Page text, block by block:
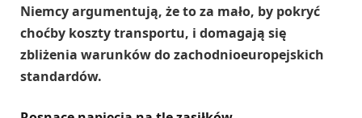
Niemcy argumentują, że to za mało, by pokryć
choćby koszty transportu, i domagają się
zbliżenia warunków do zachodnioeuropejskich
standardów.